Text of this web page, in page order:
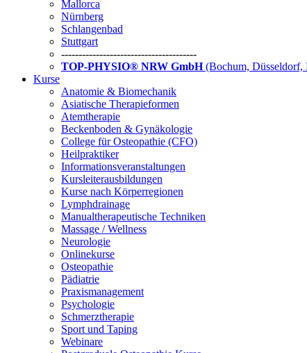
Mallorca
Nürnberg
Schlangenbad
Stuttgart
---------------------------------------
TOP-PHYSIO® NRW GmbH(Bochum, Düsseldorf,
Kurse
Anatomie & Biomechanik
Asiatische Therapieformen
Atemtherapie
Beckenboden & Gynäkologie
College für Osteopathie (CFO)
Heilpraktiker
Informationsveranstaltungen
Kursleiterausbildungen
Kurse nach Körperregionen
Lymphdrainage
Manualtherapeutische Techniken
Massage / Wellness
Neurologie
Onlinekurse
Osteopathie
Pädiatrie
Praxismanagement
Psychologie
Schmerztherapie
Sport und Taping
Webinare